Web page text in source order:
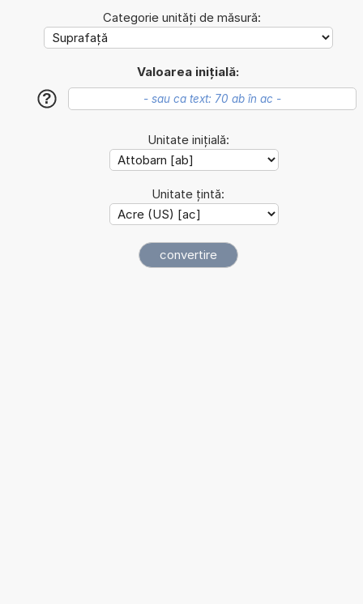
Categorie unități de măsură:
Valoarea inițială:
?
Unitate inițială:
Unitate țintă: